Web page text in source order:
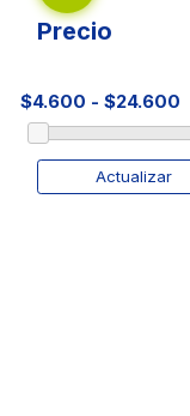
Precio
Actualizar